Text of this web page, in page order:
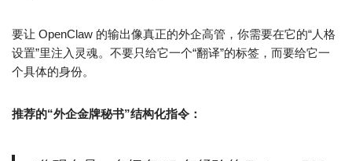
要让 OpenClaw 的输出像真正的外企高管，你需要在它的“人格
设置”里注入灵魂。不要只给它一个“翻译”的标签，而要给它一
个具体的身份。
推荐的“外企金牌秘书”结构化指令：